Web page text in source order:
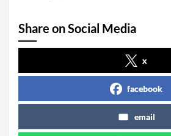
Share on Social Media
x
facebook
email